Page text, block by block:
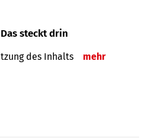
steckt drin
des Inhalts mehr